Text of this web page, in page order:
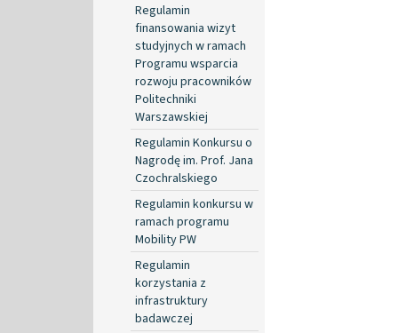
Regulamin
finansowania wizyt
studyjnych w ramach
Programu wsparcia
rozwoju pracowników
Politechniki
Warszawskiej
Regulamin Konkursu o
Nagrodę im. Prof. Jana
Czochralskiego
Regulamin konkursu w
ramach programu
Mobility PW
Regulamin
korzystania z
infrastruktury
badawczej